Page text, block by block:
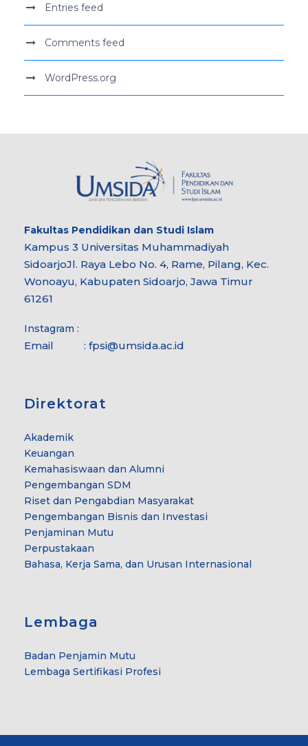
Entries feed
Comments feed
WordPress.org
Fakultas Pendidikan dan Studi Islam
Kampus 3 Universitas Muhammadiyah
SidoarjoJl. Raya Lebo No. 4, Rame, Pilang, Kec.
Wonoayu, Kabupaten Sidoarjo, Jawa Timur
61261
Instagram :
Email : fpsi@umsida.ac.id
Direktorat
Akademik
Keuangan
Kemahasiswaan dan Alumni
Pengembangan SDM
Riset dan Pengabdian Masyarakat
Pengembangan Bisnis dan Investasi
Penjaminan Mutu
Perpustakaan
Bahasa, Kerja Sama, dan Urusan Internasional
Lembaga
Badan Penjamin Mutu
Lembaga Sertifikasi Profesi